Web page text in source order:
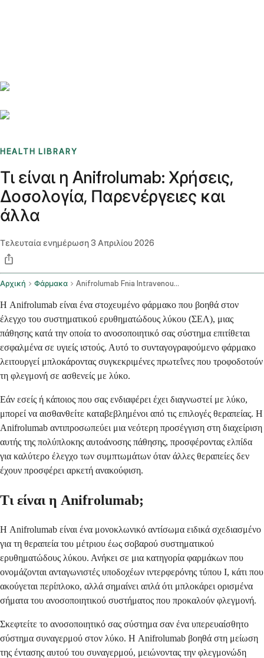
HEALTH LIBRARY
Τι είναι η Anifrolumab: Χρήσεις,
Δοσολογία, Παρενέργειες και
άλλα
Τελευταία ενημέρωση3 Απριλίου 2026
Αρχική Φάρμακα Anifrolumab Fnia Intravenous Route
Η Anifrolumab είναι ένα στοχευμένο φάρμακο που βοηθά στον
έλεγχο του συστηματικού ερυθηματώδους λύκου (ΣΕΛ), μιας
πάθησης κατά την οποία το ανοσοποιητικό σας σύστημα επιτίθεται
εσφαλμένα σε υγιείς ιστούς. Αυτό το συνταγογραφούμενο φάρμακο
λειτουργεί μπλοκάροντας συγκεκριμένες πρωτεΐνες που τροφοδοτούν
τη φλεγμονή σε ασθενείς με λύκο.
Εάν εσείς ή κάποιος που σας ενδιαφέρει έχει διαγνωστεί με λύκο,
μπορεί να αισθανθείτε καταβεβλημένοι από τις επιλογές θεραπείας. Η
Anifrolumab αντιπροσωπεύει μια νεότερη προσέγγιση στη διαχείριση
αυτής της πολύπλοκης αυτοάνοσης πάθησης, προσφέροντας ελπίδα
για καλύτερο έλεγχο των συμπτωμάτων όταν άλλες θεραπείες δεν
έχουν προσφέρει αρκετή ανακούφιση.
Τι είναι η Anifrolumab;
Η Anifrolumab είναι ένα μονοκλωνικό αντίσωμα ειδικά σχεδιασμένο
για τη θεραπεία του μέτριου έως σοβαρού συστηματικού
ερυθηματώδους λύκου. Ανήκει σε μια κατηγορία φαρμάκων που
ονομάζονται ανταγωνιστές υποδοχέων ιντερφερόνης τύπου I, κάτι που
ακούγεται περίπλοκο, αλλά σημαίνει απλά ότι μπλοκάρει ορισμένα
σήματα του ανοσοποιητικού συστήματος που προκαλούν φλεγμονή.
Σκεφτείτε το ανοσοποιητικό σας σύστημα σαν ένα υπερευαίσθητο
σύστημα συναγερμού στον λύκο. Η Anifrolumab βοηθά στη μείωση
της έντασης αυτού του συναγερμού, μειώνοντας την φλεγμονώδη